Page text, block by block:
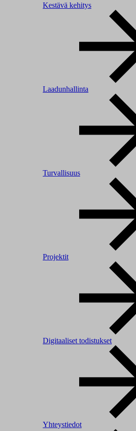
Kestävä kehitys
Laadunhallinta
Turvallisuus
Projektit
Digitaaliset todistukset
Yhteystiedot